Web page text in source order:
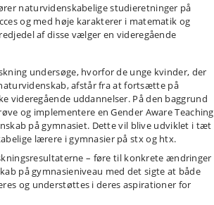
naturvidenskabelige studieretninger på
og med høje karakterer i matematik og
af disse vælger en videregående
undersøge, hvorfor de unge kvinder, der
afstår fra at fortsætte på
videregående uddannelser. På den baggrund
og implementere en Gender Aware Teaching
på gymnasiet. Dette vil blive udviklet i tæt
lærere i gymnasier på stx og htx.
– føre til konkrete ændringer
på gymnasieniveau med det sigte at både
og understøttes i deres aspirationer for